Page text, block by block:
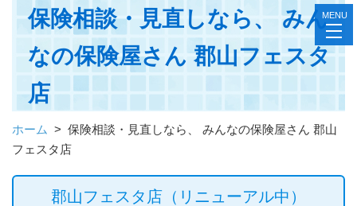
保険相談・見直しなら、 みん
なの保険屋さん 郡山フェスタ
店
ホーム > 保険相談・見直しなら、 みんなの保険屋さん 郡山
フェスタ店
郡山フェスタ店（リニューアル中）
MENU